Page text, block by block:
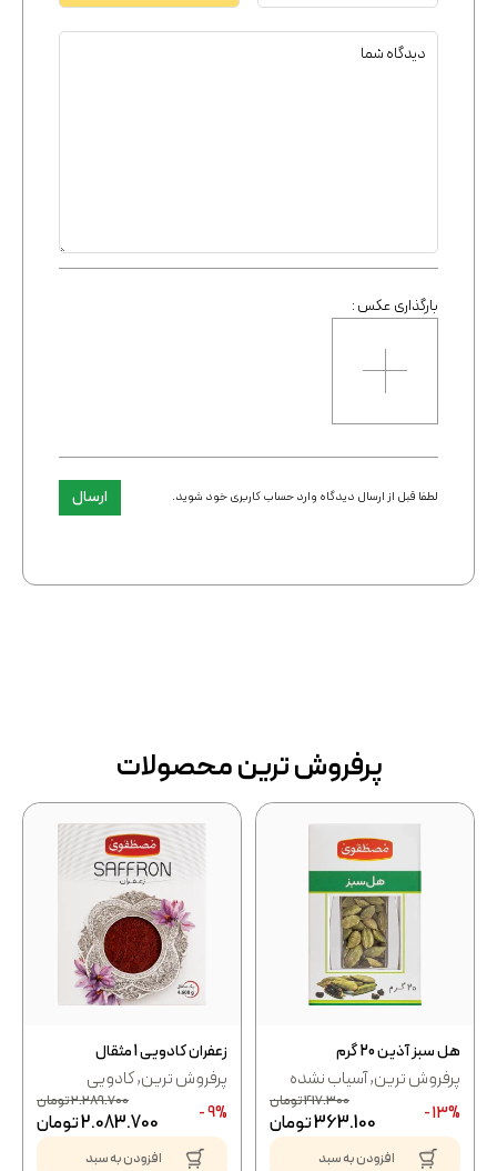
بارگذاری عکس :
لطفا قبل از ارسال دیدگاه وارد حساب کاربری خود شوید. ارسال
پرفروش ترین محصولات
هل سبز آذین 20 گرم
پرفروش ترین,آسیاب نشده
13% -
417.300تومان
363.100تومان
افزودن به سبد
زعفران کادویی 1 مثقال
پرفروش ترین,کادویی
9% -
2.289.700تومان
2.083.700تومان
افزودن به سبد